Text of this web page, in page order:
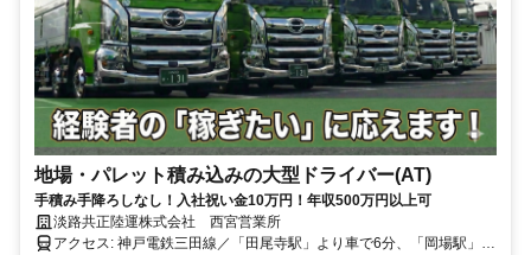
地場・パレット積み込みの大型ドライバー(AT)
手積み手降ろしなし！入社祝い金10万円！年収500万円以上可
淡路共正陸運株式会社 西宮営業所
アクセス: 神戸電鉄三田線／「田尾寺駅」より車で6分、「岡場駅」よ